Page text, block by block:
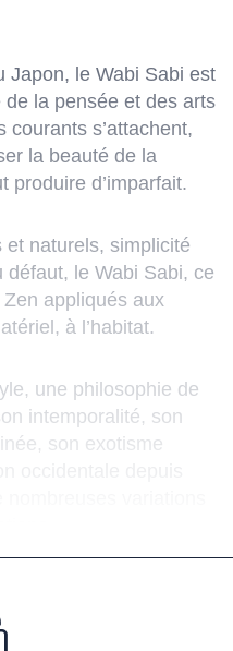
Japon, le Wabi Sabi est
de la pensée et des arts
s’attachent,
la beauté de la
produire d’imparfait.
naturels, simplicité
le Wabi Sabi, ce
appliqués aux
à l’habitat.
une philosophie de
intemporalité, son
son exotisme